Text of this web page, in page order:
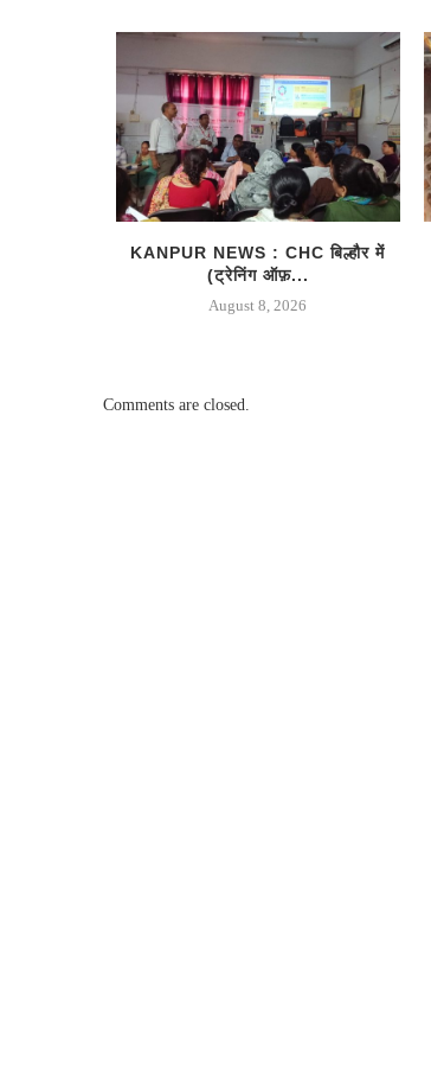
KANPUR NEWS : CHC बिल्हौर में
(ट्रेनिंग ऑफ़...
August 8, 2026
Comments are closed.